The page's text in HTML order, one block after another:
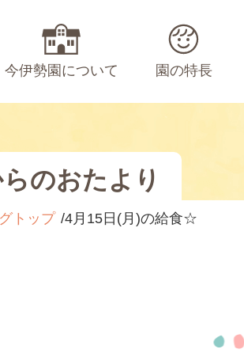
今伊勢園について 園の特長
のおたより
トップ 4月15日(月)の給食☆